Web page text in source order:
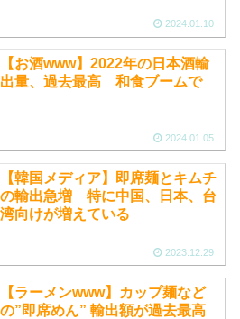
2024.01.10
【お酒www】2022年の日本酒輸
出量、過去最高 和食ブームで
2024.01.05
【韓国メディア】即席麺とキムチ
の輸出急増 特に中国、日本、台
湾向けが増えている
2023.12.29
【ラーメンwww】カップ麺など
の”即席めん” 輸出額が過去最高